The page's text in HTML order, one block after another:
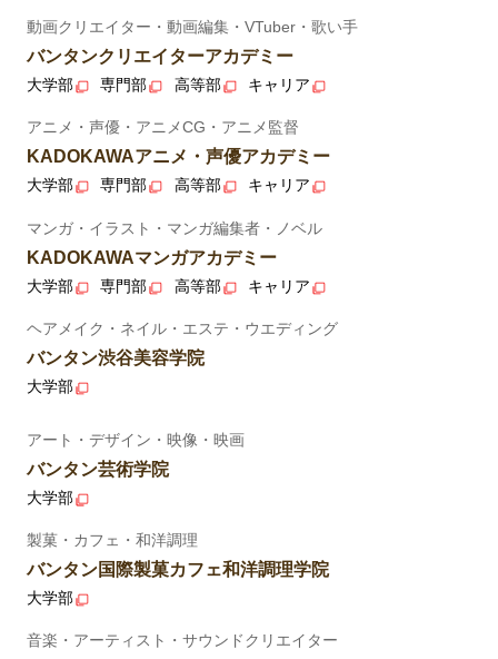
動画クリエイター・動画編集・VTuber・歌い手
バンタンクリエイターアカデミー
大学部 専門部 高等部 キャリア
アニメ・声優・アニメCG・アニメ監督
KADOKAWAアニメ・声優アカデミー
大学部 専門部 高等部 キャリア
マンガ・イラスト・マンガ編集者・ノベル
KADOKAWAマンガアカデミー
大学部 専門部 高等部 キャリア
ヘアメイク・ネイル・エステ・ウエディング
バンタン渋谷美容学院
大学部
アート・デザイン・映像・映画
バンタン芸術学院
大学部
製菓・カフェ・和洋調理
バンタン国際製菓カフェ和洋調理学院
大学部
音楽・アーティスト・サウンドクリエイター